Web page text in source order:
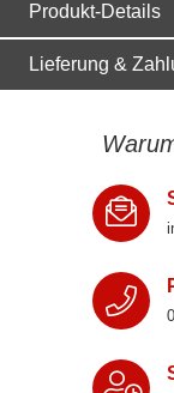
Produkt-Details
Lieferung &